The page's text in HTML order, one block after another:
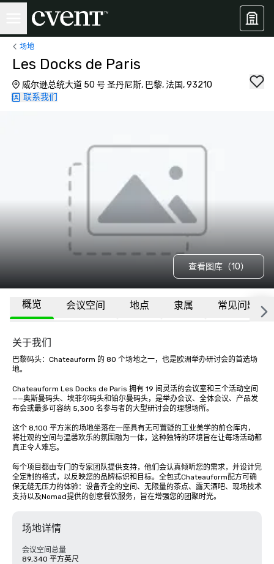
场地
Les Docks de Paris
威尔逊总统大道 50 号 圣丹尼斯, 巴黎, 法国, 93210
联系我们
查看图库（10）
概览 会议空间 地点 隶属 常见问题
关于我们
巴黎码头：Chateauform 的 80 个场地之一，也是欧洲举办研讨会的首选场
地。
Chateauform Les Docks de Paris 拥有 19 间灵活的会议室和三个活动空间
——奥斯曼码头、埃菲尔码头和铂尔曼码头，是举办会议、全体会议、产品发
布会或最多可容纳 5,300 名参与者的大型研讨会的理想场所。
这个 8,100 平方米的场地坐落在一座具有无可置疑的工业美学的前仓库内，
将壮观的空间与温馨欢乐的氛围融为一体，这种独特的环境旨在让每场活动都
真正令人难忘。
每个项目都由专门的专家团队提供支持，他们会认真倾听您的需求，并设计完
全定制的格式，以反映您的品牌标识和目标。全包式Chateauform配方可确
保无缝无压力的体验：设备齐全的空间、无限量的茶点、露天酒吧、现场技术
支持以及Nomad提供的创意餐饮服务，旨在增强您的团聚时光。
场地详情
会议空间总量
89,340 平方英尺